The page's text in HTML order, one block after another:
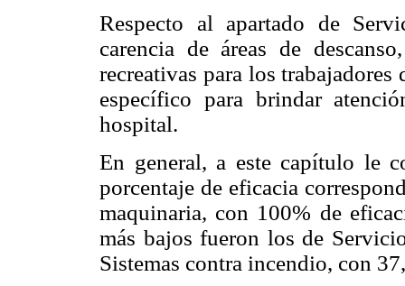
Respecto al apartado de
carencia de áreas de
recreativas para los
específico para brindar
hospital.
En general, a este capítulo le
porcentaje de eficacia
maquinaria, con 100% de
más bajos fueron los de
Sistemas contra incendio, con